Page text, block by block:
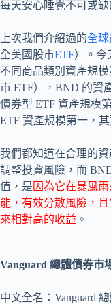
每天安心睡覺不可或缺
上次我們介紹過的全
全美國股市ETF）。今
不同商品類別資產規
市 ETF），BND 的資
債券型 ETF 資產規模
ETF 資產規模第一，
我們都知道在合理的
調整投資風險，而
值，是 因為它在暴風
能，有效分散風險，
來相對高的收益 。
Vanguard 總體債券市
中文全名：Vanguard